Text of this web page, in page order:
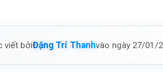
viết bởiĐặng Trí Thanhvào ngày 27/01/